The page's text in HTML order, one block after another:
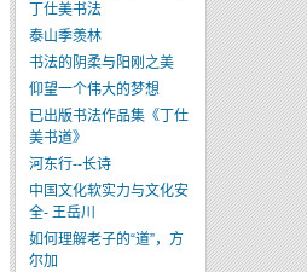
丁仕美书法
泰山季羡林
书法的阴柔与阳刚之美
仰望一个伟大的梦想
已出版书法作品集《丁仕
美书道》
河东行--长诗
中国文化软实力与文化安
全- 王岳川
如何理解老子的“道”，方
尔加